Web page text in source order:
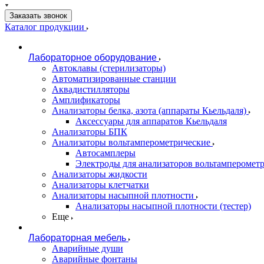
Заказать звонок
Каталог продукции
Лабораторное оборудование
Автоклавы (стерилизаторы)
Автоматизированные станции
Аквадистилляторы
Амплификаторы
Анализаторы белка, азота (аппараты Кьельдаля)
Аксессуары для аппаратов Кьельдаля
Анализаторы БПК
Анализаторы вольтамперометрические
Автосамплеры
Электроды для анализаторов
Анализаторы жидкости
Анализаторы клетчатки
Анализаторы насыпной плотности
Анализаторы насыпной плотности (тестер)
Еще
Лабораторная мебель
Аварийные души
Аварийные фонтаны